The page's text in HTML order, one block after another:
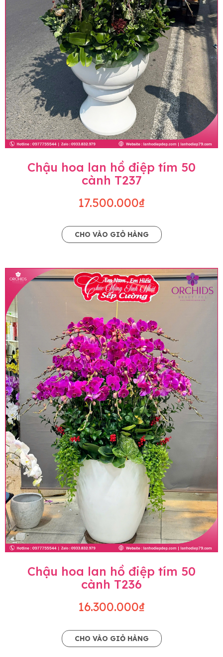
Chậu hoa lan hồ điệp tím 50
cành T237
17.500.000₫
CHO VÀO GIỎ HÀNG
Chậu hoa lan hồ điệp tím 50
cành T236
16.300.000₫
CHO VÀO GIỎ HÀNG